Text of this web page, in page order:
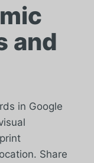
and
in Google
Share